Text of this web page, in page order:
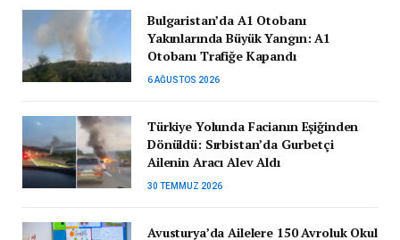
Bulgaristan’da A1 Otobanı
Yakınlarında Büyük Yangın: A1
Otobanı Trafiğe Kapandı
6 AĞUSTOS 2026
Türkiye Yolunda Facianın Eşiğinden
Dönüldü: Sırbistan’da Gurbetçi
Ailenin Aracı Alev Aldı
30 TEMMUZ 2026
Avusturya’da Ailelere 150 Avroluk Okul